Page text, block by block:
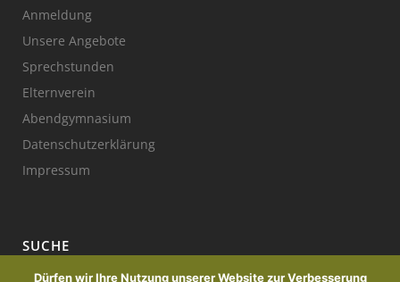
Anmeldung
Unsere Angebote
Sprechstunden
Elternverein
Abendgymnasium
Datenschutzerklärung
Impressum
SUCHE
Dürfen wir Ihre Nutzung unserer Website zur Verbesserung